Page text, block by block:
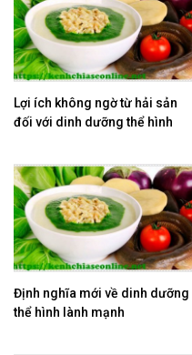
Lợi ích không ngờ từ hải sản
đối với dinh dưỡng thể hình
Định nghĩa mới về dinh dưỡng
thể hình lành mạnh